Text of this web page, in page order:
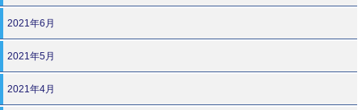
2021年6月
2021年5月
2021年4月